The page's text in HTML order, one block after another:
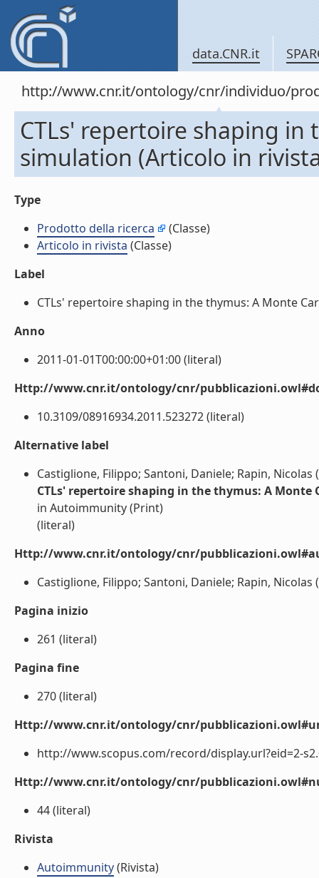
data.CNR.it
http://www.cnr.it/ontology/cnr/individuo/
CTLs' repertoire shaping
simulation (Articolo in
Type
Prodotto della ricerca
(Classe)
Articolo in rivista (Classe)
Label
CTLs' repertoire shaping in the thymus: A Monte
Anno
2011-01-01T00:00:00+01:00 (literal)
Http://www.cnr.it/ontology/cnr/
10.3109/08916934.2011.523272 (literal)
Alternative label
Castiglione, Filippo; Santoni, Daniele; Rapin, Nicolas
CTLs' repertoire shaping in the thymus: A Monte
in Autoimmunity (Print)
(literal)
Http://www.cnr.it/ontology/cnr/
Castiglione, Filippo; Santoni, Daniele; Rapin, Nicolas
Pagina inizio
261 (literal)
Pagina fine
270 (literal)
Http://www.cnr.it/ontology/cnr/
http://www.scopus.com/record/display.url?eid=2-
Http://www.cnr.it/ontology/cnr/
44 (literal)
Rivista
Autoimmunity(Rivista)